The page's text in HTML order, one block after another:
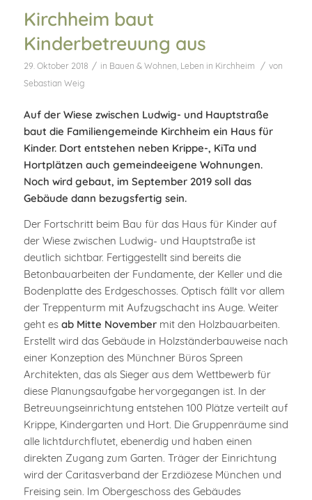
Kirchheim baut
Kinderbetreuung aus
29. Oktober 2018 / in Bauen & Wohnen, Leben in Kirchheim / von
Sebastian Weig
Auf der Wiese zwischen Ludwig- und Hauptstraße
baut die Familiengemeinde Kirchheim ein Haus für
Kinder. Dort entstehen neben Krippe-, KiTa und
Hortplätzen auch gemeindeeigene Wohnungen.
Noch wird gebaut, im September 2019 soll das
Gebäude dann bezugsfertig sein.
Der Fortschritt beim Bau für das Haus für Kinder auf
der Wiese zwischen Ludwig- und Hauptstraße ist
deutlich sichtbar. Fertiggestellt sind bereits die
Betonbauarbeiten der Fundamente, der Keller und die
Bodenplatte des Erdgeschosses. Optisch fällt vor allem
der Treppenturm mit Aufzugschacht ins Auge. Weiter
geht es ab Mitte Novembermit den Holzbauarbeiten.
Erstellt wird das Gebäude in Holzständerbauweise nach
einer Konzeption des Münchner Büros Spreen
Architekten, das als Sieger aus dem Wettbewerb für
diese Planungsaufgabe hervorgegangen ist. In der
Betreuungseinrichtung entstehen 100 Plätze verteilt auf
Krippe, Kindergarten und Hort. Die Gruppenräume sind
alle lichtdurchflutet, ebenerdig und haben einen
direkten Zugang zum Garten. Träger der Einrichtung
wird der Caritasverband der Erzdiözese München und
Freising sein. Im Obergeschoss des Gebäudes